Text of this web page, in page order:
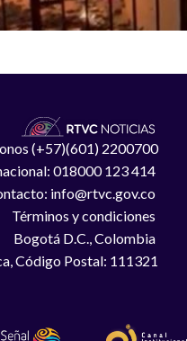
(+57)(601) 2200700
018000 123 414
info@rtvc.gov.co
Términos y condiciones
Bogotá D.C., Colombia
Código Postal: 111321